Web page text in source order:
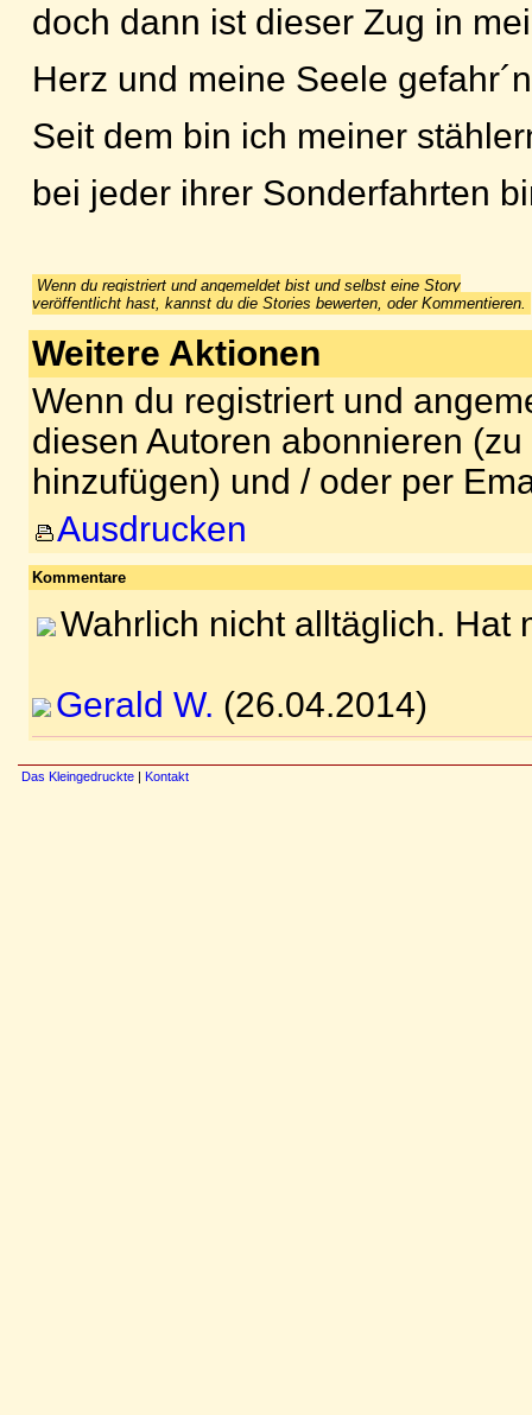
doch dann ist dieser Zug in
Herz und meine Seele
Seit dem bin ich meiner
bei jeder ihrer Sonderfahrten
Wenn du registriert und angemeldet bist und selbst eine Story
veröffentlicht hast, kannst du die Stories bewerten, oder Kommentieren.
Weitere Aktionen
Wenn du registriert und
diesen Autoren abonnieren
hinzufügen) und / oder per
Ausdrucken
Kommentare
Wahrlich nicht alltäglich. Hat
Gerald W. (26.04.2014)
Das Kleingedruckte | Kontakt